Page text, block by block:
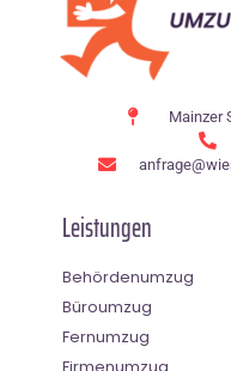
Mainzer
Leistungen
Behördenumzug
Büroumzug
Fernumzug
Firmenumzug